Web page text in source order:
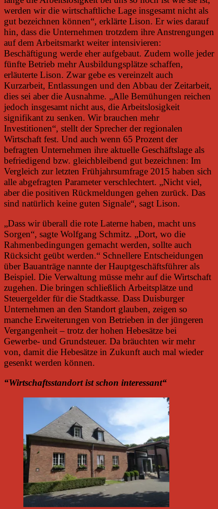
werden wir die wirtschaftliche Lage insgesamt nicht als
gut bezeichnen können“, erklärte Lison. Er wies darauf
hin, dass die Unternehmen trotzdem ihre Anstrengungen
auf dem Arbeitsmarkt weiter intensivieren:
Beschäftigung werde eher aufgebaut. Zudem wolle jeder
fünfte Betrieb mehr Ausbildungsplätze schaffen,
erläuterte Lison. Zwar gebe es vereinzelt auch
Kurzarbeit, Entlassungen und den Abbau der Zeitarbeit,
dies sei aber die Ausnahme. „Alle Bemühungen reichen
jedoch insgesamt nicht aus, die Arbeitslosigkeit
signifikant zu senken. Wir brauchen mehr
Investitionen“, stellt der Sprecher der regionalen
Wirtschaft fest. Und auch wenn 65 Prozent der
befragten Unternehmen ihre aktuelle Geschäftslage als
befriedigend bzw. gleichbleibend gut bezeichnen: Im
Vergleich zur letzten Frühjahrsumfrage 2015 haben sich
alle abgefragten Parameter verschlechtert. „Nicht viel,
aber die positiven Rückmeldungen gehen zurück. Das
sind natürlich keine guten Signale“, sagt Lison.
„Dass wir überall die rote Laterne haben, macht uns
Sorgen“, sagte Wolfgang Schmitz. „Dort, wo die
Rahmenbedingungen gemacht werden, sollte auch
Rücksicht geübt werden.“ Schnellere Entscheidungen
über Bauanträge nannte der Hauptgeschäftsführer als
Beispiel. Die Verwaltung müsse mehr auf die Wirtschaft
zugehen. Die bringen schließlich Arbeitsplätze und
Steuergelder für die Stadtkasse. Dass Duisburger
Unternehmen an den Standort glauben, zeigen so
manche Erweiterungen von Betrieben in der jüngeren
Vergangenheit – trotz der hohen Hebesätze bei
Gewerbe- und Grundsteuer. Da bräuchten wir mehr
von, damit die Hebesätze in Zukunft auch mal wieder
gesenkt werden können.
“Wirtschaftsstandort ist schon interessant“